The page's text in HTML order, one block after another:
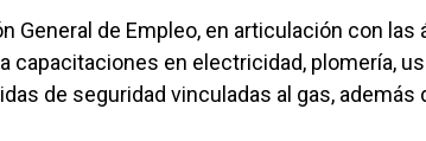
General de Empleo, en articulación con las
capacitaciones en electricidad, plomería,
de seguridad vinculadas al gas, además